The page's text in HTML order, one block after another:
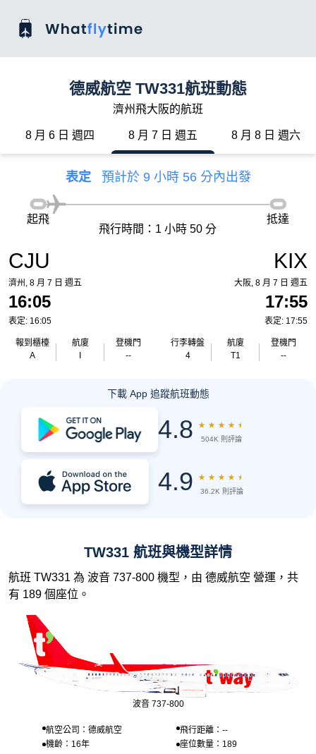
德威航空 TW331航班動態
濟州飛大阪的航班
8 月 6 日 週四 8 月 7 日 週五 8 月 8 日 週六
表定 預計於 9 小時 56 分內出發
CJU
濟州, 8 月 7 日 週五
16:05
表定: 16:05
報到櫃檯
A
航廈
登機門
--
起飛
飛行時間：1 小時 50 分
抵達
KIX
大阪, 8 月 7 日 週五
17:55
表定: 17:55
行李轉盤
4
航廈
T1
登機門
--
下載 App 追蹤航班動態
4.8 ★ ★ ★ ★ ★
504K 則評論
4.9 ★ ★ ★ ★ ★
36.2K 則評論
TW331 航班與機型詳情
航班 TW331 為 波音 737-800 機型，由 德威航空 營運，共
有 189 個座位。
波音 737-800
航空公司：德威航空
飛行距離：--
機齡：16年
座位數量：189